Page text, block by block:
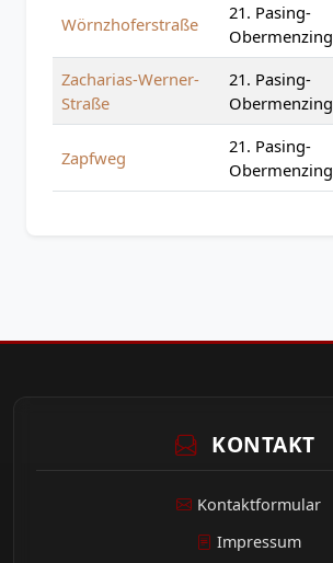
Wörnzhoferstraße
21. Pasing-
Obermenzing
Zacharias-Werner-
Straße
21. Pasing-
Obermenzing
Zapfweg
21. Pasing-
Obermenzing
KONTAKT
Kontaktformular
Impressum